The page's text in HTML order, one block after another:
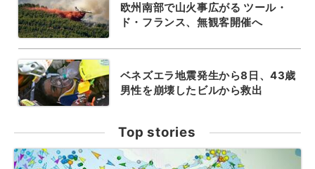
欧州南部で山火事広がる ツール・
ド・フランス、無観客開催へ
ベネズエラ地震発生から8日、43歳
男性を崩壊したビルから救出
Top stories